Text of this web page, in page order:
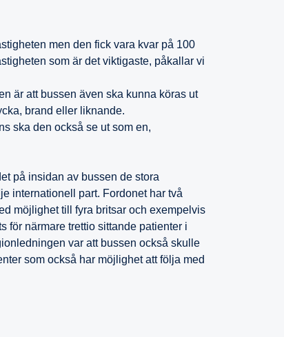
men den fick vara kvar på 100
som är det viktigaste, påkallar vi
är att bussen även ska kunna köras ut
brand eller liknande.
ska den också se ut som en,
på insidan av bussen de stora
internationell part. Fordonet har två
möjlighet till fyra britsar och exempelvis
för närmare trettio sittande patienter i
var att bussen också skulle
som också har möjlighet att följa med